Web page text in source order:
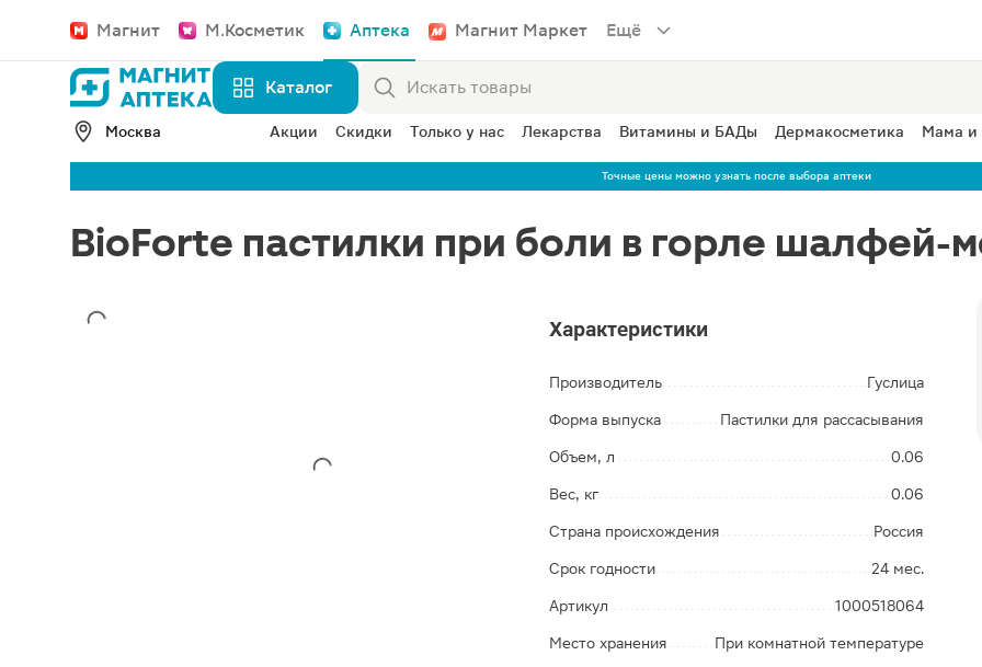
Магнит М.Косметик Аптека Магнит Маркет Ещё
Каталог
Москва Акции Скидки Только у нас Лекарства Витамины и БАДы Дермакосметика Мама
Точные цены можно узнать после выбора аптеки
BioForte пастилки при боли в горле шалфей-
Характеристики
Производитель Гуслица
Форма выпуска Пастилки для рассасывания
Объем, л 0.06
Вес, кг 0.06
Страна происхождения Россия
Срок годности 24 мес.
Артикул 1000518064
Место хранения При комнатной температуре